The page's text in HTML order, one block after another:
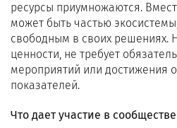
ресурсы приумножаются.
может быть частью
свободным в своих решениях.
ценности, не требует
мероприятий или достижения
показателей.
Что дает участие в сообществе